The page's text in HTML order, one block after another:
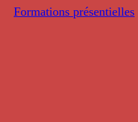
Formations présentielles